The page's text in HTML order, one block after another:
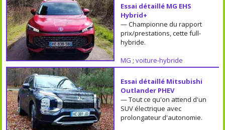
Essai détaillé MG EHS
Hybrid+
— Championne du rapport
prix/prestations, cette full-
hybride.
MG ; voiture-hybride
Essai détaillé Mitsubishi
Outlander PHEV
— Tout ce qu'on attend d'un
SUV électrique avec
prolongateur d'autonomie.